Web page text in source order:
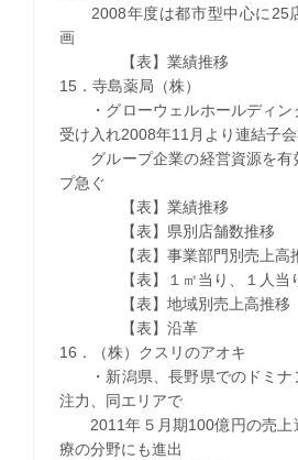
2008年度は都市型中心に25
画
【表】業績推移
15．寺島薬局（株）
・グローウェルホールディン
受け入れ2008年11月より連結子会
グループ企業の経営資源を有
プ急ぐ
【表】業績推移
【表】県別店舗数推移
【表】事業部門別売上高
【表】１㎡当り、１人当り
【表】地域別売上高推移
【表】沿革
16．（株）クスリのアオキ
・新潟県、長野県でのドミナ
注力、同エリアで
2011年５月期100億円の売上
療の分野にも進出